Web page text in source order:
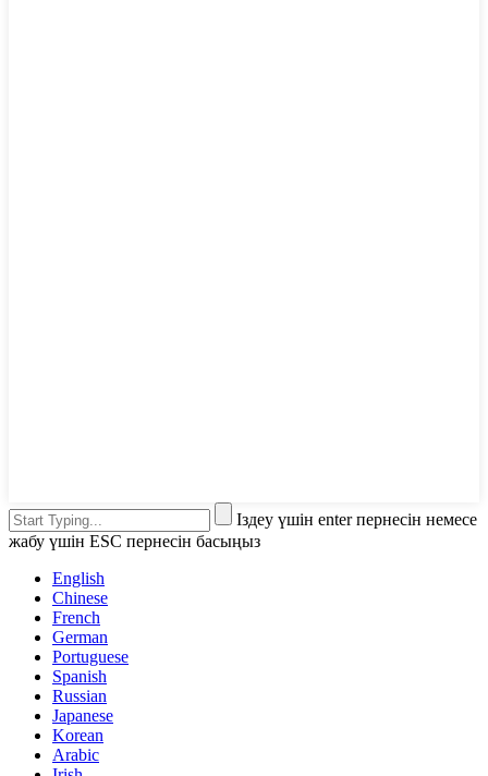
Іздеу үшін enter пернесін немесе
жабу үшін ESC пернесін басыңыз
English
Chinese
French
German
Portuguese
Spanish
Russian
Japanese
Korean
Arabic